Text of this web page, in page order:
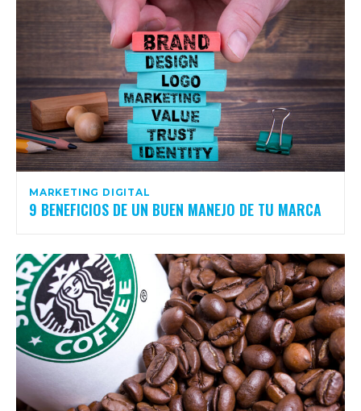
MARKETING DIGITAL
9 BENEFICIOS DE UN BUEN MANEJO DE TU MARCA